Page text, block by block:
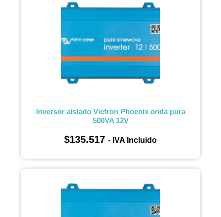
Inversor aislado Victron Phoenix onda pura
500VA 12V
$135.517 - IVA Incluido